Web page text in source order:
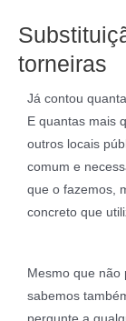
torneiras
Já contou
E quantas mais
outros locais
comum e
que o fazemos,
concreto que
Mesmo que
sabemos